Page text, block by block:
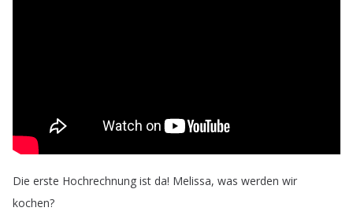
Die erste Hochrechnung ist da! Melissa, was werden wir
kochen?